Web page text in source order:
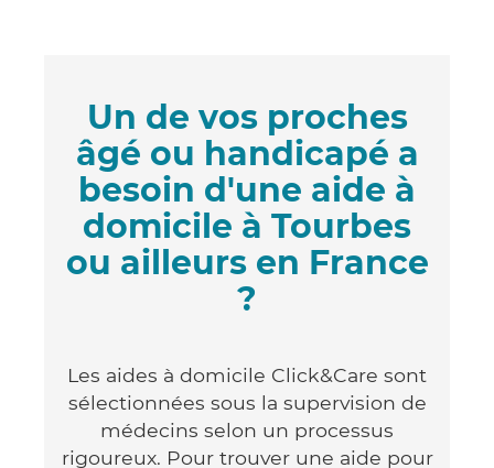
Un de vos proches
âgé ou handicapé a
besoin d'une aide à
domicile à Tourbes
ou ailleurs en France
?
Les aides à domicile Click&Care sont
sélectionnées sous la supervision de
médecins selon un processus
rigoureux. Pour trouver une aide pour